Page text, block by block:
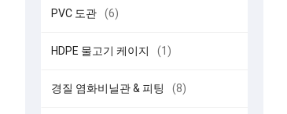
PVC 도관 (6)
HDPE 물고기 케이지 (1)
경질 염화비닐관 & 피팅 (8)